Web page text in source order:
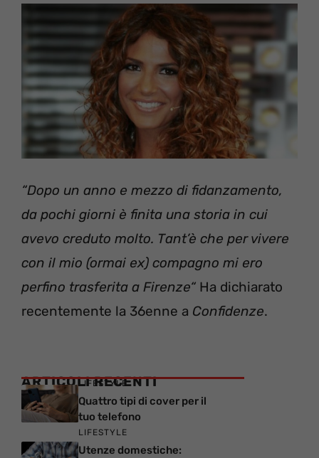
“Dopo un anno e mezzo di fidanzamento,
da pochi giorni è finita una storia in cui
avevo creduto molto. Tant’è che per vivere
con il mio (ormai ex) compagno mi ero
perfino trasferita a Firenze“ Ha dichiarato
recentemente la 36enne a Confidenze.
ARTICOLI RECENTI
LIFESTYLE
Quattro tipi di cover per il
tuo telefono
LIFESTYLE
Utenze domestiche: